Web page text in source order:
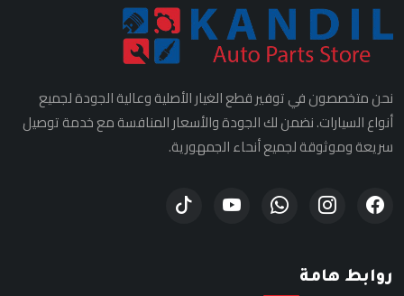
نحن متخصصون في توفير قطع الغيار الأصلية وعالية الجودة لجميع
أنواع السيارات. نضمن لك الجودة والأسعار المنافسة مع خدمة توصيل
سريعة وموثوقة لجميع أنحاء الجمهورية.
روابط هامة